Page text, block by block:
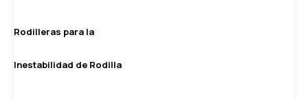
Rodilleras para la
Inestabilidad de Rodilla